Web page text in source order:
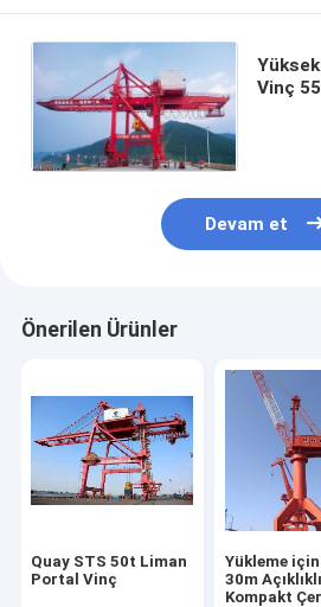
Vinç
Devam et
Önerilen Ürünler
Quay STS 50t Liman
Portal Vinç
Yükleme
30m Açıklıklı
Kompakt